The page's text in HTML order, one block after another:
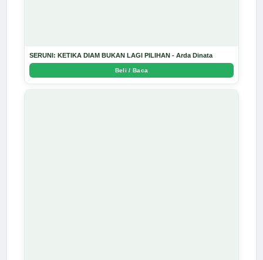
SERUNI: KETIKA DIAM BUKAN LAGI PILIHAN - Arda Dinata
Beli / Baca